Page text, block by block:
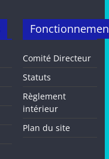
Comité Directeur
Statuts
Règlement
intérieur
Plan du site